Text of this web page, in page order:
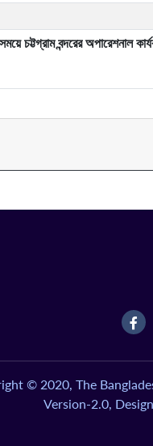
বন্দরের অপারেশনাল
© 2020, The
Version-2.0,